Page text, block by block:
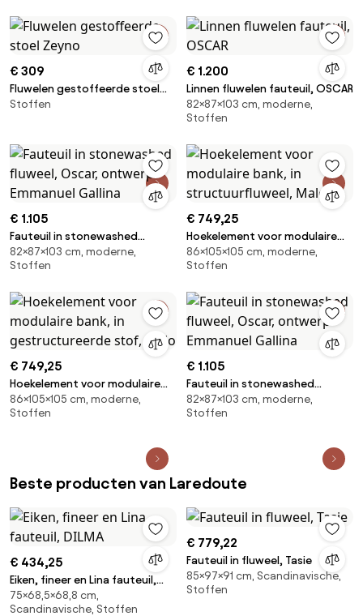
€ 309
Fluwelen gestoffeerde stoel
Zeyno
Stoffen
€ 1.200
Linnen fluwelen fauteuil, OSCAR
82×87×103 cm, moderne,
Stoffen
€ 1.105
Fauteuil in stonewashed
fluweel, Oscar, ontwerp
Emmanuel Gallina
82×87×103 cm, moderne,
Stoffen
€ 749,25
Hoekelement voor modulaire
bank, in structuurfluweel, Malo
86×105×105 cm, moderne,
Stoffen
€ 749,25
Hoekelement voor modulaire
bank, in gestructureerde stof,
Malo
86×105×105 cm, moderne,
Stoffen
€ 1.105
Fauteuil in stonewashed
fluweel, Oscar, ontwerp
Emmanuel Gallina
82×87×103 cm, moderne,
Stoffen
Beste producten van Laredoute
€ 434,25
Eiken, fineer en Lina fauteuil,
DILMA
75×68,5×68,8 cm,
Scandinavische, Stoffen
€ 779,22
Fauteuil in fluweel, Tasie
85×97×91 cm, Scandinavische,
Stoffen